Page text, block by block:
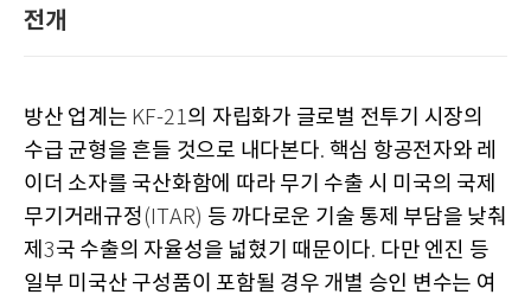
전개
방산 업계는 KF-21의 자립화가 글로벌 전투기 시장의
수급 균형을 흔들 것으로 내다본다. 핵심 항공전자와 레
이더 소자를 국산화함에 따라 무기 수출 시 미국의 국제
무기거래규정 (ITAR) 등 까다로운 기술 통제 부담을 낮춰
제 3국 수출의 자율성을 넓혔기 때문이다. 다만 엔진 등
일부 미국산 구성품이 포함될 경우 개별 승인 변수는 여